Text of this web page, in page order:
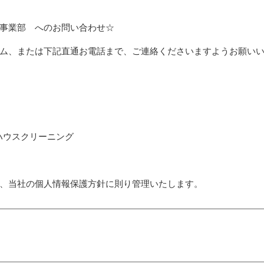
業部 へのお問い合わせ☆
、または下記直通お電話まで、ご連絡くださいますようお願い
スクリーニング
社の個人情報保護方針に則り管理いたします。